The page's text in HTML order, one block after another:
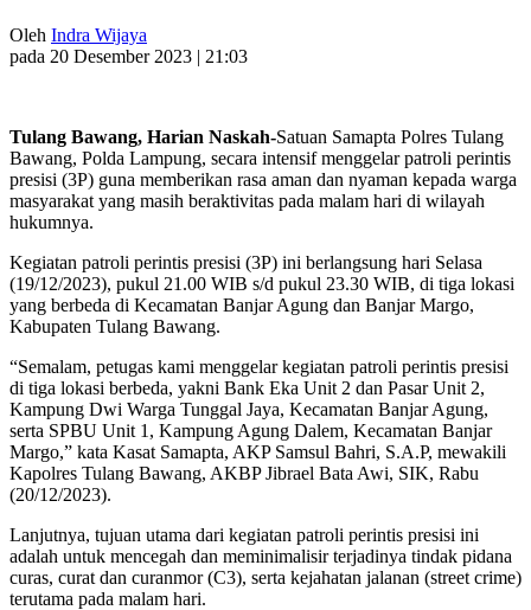
Oleh Indra Wijaya
pada 20 Desember 2023 | 21:03
Tulang Bawang, Harian Naskah-Satuan Samapta Polres Tulang
Bawang, Polda Lampung, secara intensif menggelar patroli perintis
presisi (3P) guna memberikan rasa aman dan nyaman kepada warga
masyarakat yang masih beraktivitas pada malam hari di wilayah
hukumnya.
Kegiatan patroli perintis presisi (3P) ini berlangsung hari Selasa
(19/12/2023), pukul 21.00 WIB s/d pukul 23.30 WIB, di tiga lokasi
yang berbeda di Kecamatan Banjar Agung dan Banjar Margo,
Kabupaten Tulang Bawang.
“Semalam, petugas kami menggelar kegiatan patroli perintis presisi
di tiga lokasi berbeda, yakni Bank Eka Unit 2 dan Pasar Unit 2,
Kampung Dwi Warga Tunggal Jaya, Kecamatan Banjar Agung,
serta SPBU Unit 1, Kampung Agung Dalem, Kecamatan Banjar
Margo,” kata Kasat Samapta, AKP Samsul Bahri, S.A.P, mewakili
Kapolres Tulang Bawang, AKBP Jibrael Bata Awi, SIK, Rabu
(20/12/2023).
Lanjutnya, tujuan utama dari kegiatan patroli perintis presisi ini
adalah untuk mencegah dan meminimalisir terjadinya tindak pidana
curas, curat dan curanmor (C3), serta kejahatan jalanan (street crime)
terutama pada malam hari.